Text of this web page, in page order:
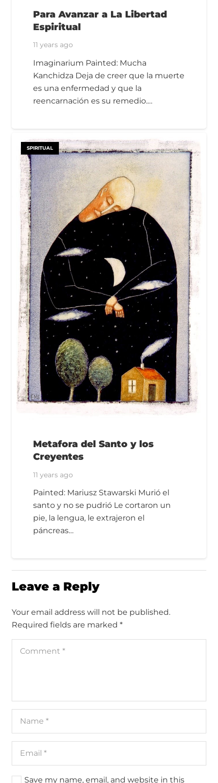
Para Avanzar a La Libertad
Espiritual
11 years ago
Imaginarium Painted: Mucha
Kanchidza Deja de creer que la muerte
es una enfermedad y que la
reencarnación es su remedio.…
SPIRITUAL
Metafora del Santo y los
Creyentes
11 years ago
Painted: Mariusz Stawarski Murió el
santo y no se pudrió Le cortaron un
pie, la lengua, le extrajeron el
páncreas…
Leave a Reply
Your email address will not be published.
Required fields are marked *
Save my name, email, and website in this